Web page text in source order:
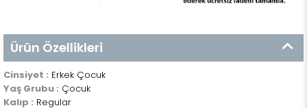
Ürün Özellikleri
Cinsiyet : Erkek Çocuk
Yaş Grubu : Çocuk
Kalıp : Regular